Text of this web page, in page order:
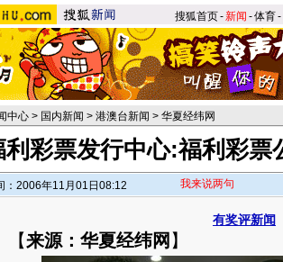
搜狐首页-新闻 -体育-
中心 > 国内新闻 > 港澳台新闻 > 华夏经纬网
利彩票发行中心:福利彩票
：2006年11月01日08:12 我来说两句
有奖评新闻
【来源：华夏经纬网 】